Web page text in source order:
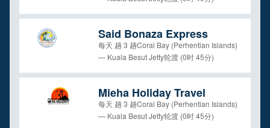
Said Bonaza Express
每天 趟 3 趟Coral Bay (Perhentian Islands)
— Kuala Besut Jetty轮渡 (0时 45分)
Mieha Holiday Travel
每天 趟 3 趟Coral Bay (Perhentian Islands)
— Kuala Besut Jetty轮渡 (0时 45分)